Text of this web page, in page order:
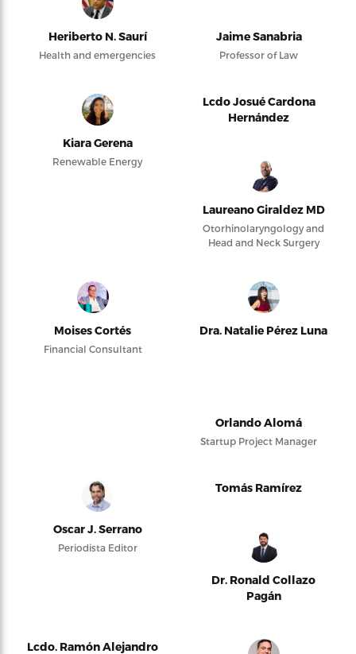
Heriberto N. Saurí
Health and emergencies
Jaime Sanabria
Professor of Law
Kiara Gerena
Renewable Energy
Lcdo Josué Cardona
Hernández
Laureano Giraldez MD
Otorhinolaryngology and
Head and Neck Surgery
Moises Cortés
Financial Consultant
Dra. Natalie Pérez Luna
Orlando Alomá
Startup Project Manager
Oscar J. Serrano
Periodista Editor
Tomás Ramírez
Dr. Ronald Collazo
Pagán
Lcdo. Ramón Alejandro